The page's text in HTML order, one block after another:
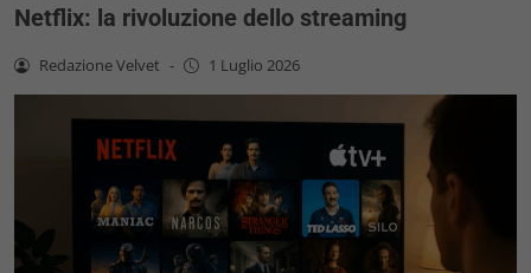
Netflix: la rivoluzione dello streaming
Redazione Velvet - 1 Luglio 2026